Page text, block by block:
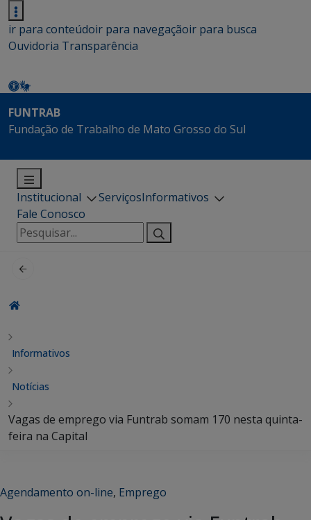
ir para conteúdoir para navegaçãoir para busca
Ouvidoria Transparência
FUNTRAB
Fundação de Trabalho de Mato Grosso do Sul
Institucional ServiçosInformativos
Fale Conosco
Pesquisar
por:
Informativos
Notícias
Vagas de emprego via Funtrab somam 170 nesta quinta-
feira na Capital
Agendamento on-line, Emprego